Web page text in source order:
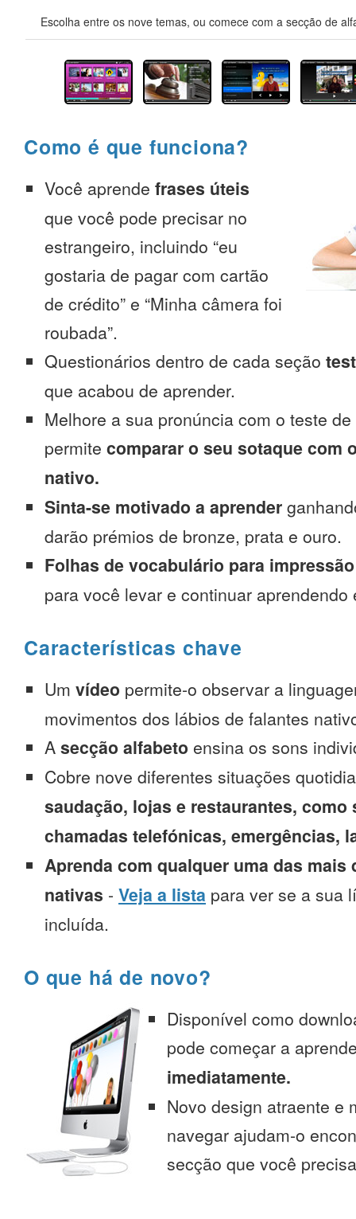
Escolha entre os nove temas, ou comece com a secção de
Como é que funciona?
Você aprende frases úteis
que você pode precisar no
estrangeiro, incluindo “eu
gostaria de pagar com cartão
de crédito” e “Minha câmera foi
roubada”.
Questionários dentro de cada seção
que acabou de aprender.
Melhore a sua pronúncia com o teste
permite comparar o seu sotaque com
nativo.
Sinta-se motivado a aprender
darão prémios de bronze, prata e ouro.
Folhas de vocabulário para impressão
para você levar e continuar aprendendo
Características chave
Um vídeo permite-o observar a
movimentos dos lábios de falantes
A secção alfabeto ensina os sons
Cobre nove diferentes situações
saudação, lojas e restaurantes, como
chamadas telefónicas, emergências,
Aprenda com qualquer uma das mais
nativas - Veja a lista para ver se a sua
incluída.
O que há de novo?
Disponível como
pode começar a
imediatamente.
Novo design atraente e
navegar ajudam-o
secção que você